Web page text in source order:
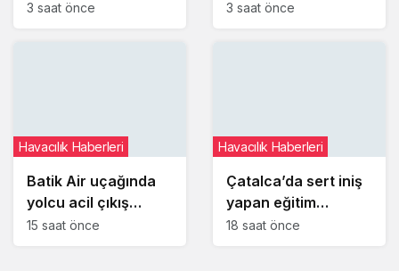
fotoğraf ve video
3 saat önce
gençlere ‘başarısız
3 saat önce
Batik Air uçağında
yolcu acil çıkış
kapısını açmaya
Havacılık Haberleri
15 saat önce
Çatalca’da sert iniş
yapan eğitim
uçağındaki öğrenci
Havacılık Haberleri
18 saat önce